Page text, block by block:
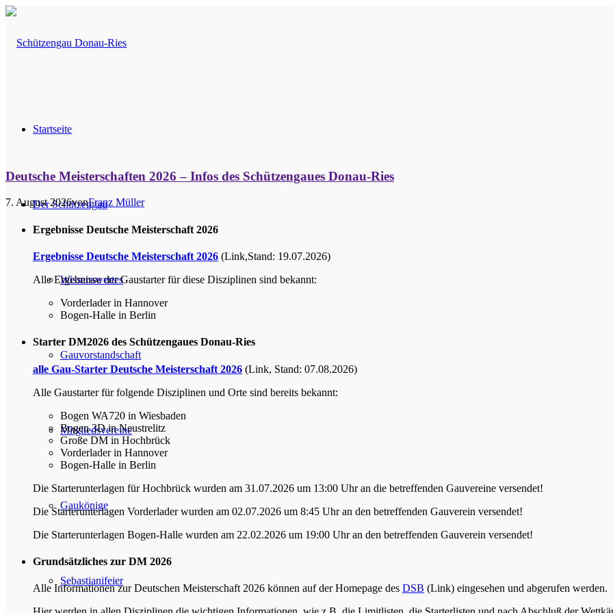
Startseite
Der Schützengau
Wissenswertes
Gauvorstandschaft
Mitgliedsvereine
Gaukönige
Sebastianifeier
Deutsche Meisterschaften 2026 – Infos des Schützengaues Donau-Ries
7. August 2026vonFranz Müller
Ergebnisse Deutsche Meisterschaft 2026
Ergebnisse Deutsche Meisterschaft 2026 (Link,Stand: 19.07.2026)
Alle Ergebnisse der Gaustarter für diese Disziplinen sind bekannt:
Vorderlader in Hannover
Bogen-Halle in Berlin
Starter DM2026 des Schützengaues Donau-Ries
alle Gau-Starter Deutsche Meisterschaft 2026 (Link, Stand: 07.08.2026)
Alle Gaustarter für folgende Disziplinen und Orte sind bereits bekannt:
Bogen WA720 in Wiesbaden
Bogen 3D in Neustrelitz
Große DM in Hochbrück
Vorderlader in Hannover
Bogen-Halle in Berlin
Die Starterunterlagen für Hochbrück wurden am 31.07.2026 um 13:00 Uhr an die betreffenden Gauvereine versendet!
Die Starterunterlagen Vorderlader wurden am 02.07.2026 um 8:45 Uhr an den betreffenden Gauverein versendet!
Die Starterunterlagen Bogen-Halle wurden am 22.02.2026 um 19:00 Uhr an den betreffenden Gauverein versendet!
Grundsätzliches zur DM 2026
Alle Informationen zur Deutschen Meisterschaft 2026 können auf der Homepage des DSB (Link) eingesehen und abgerufen werden.